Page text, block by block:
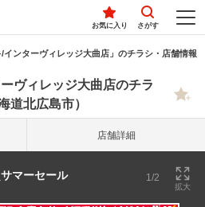
お気に入り さがす
/インターヴィレッジ大曲店」のチラシ・店舗情報
ヴィレッジ大曲店のチラ
道北広島市）
店舗詳細
マーセール 1/2
拡大